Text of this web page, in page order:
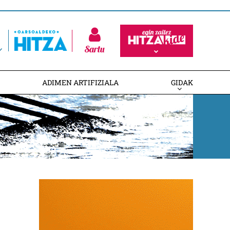
Sartu
ADIMEN ARTIFIZIALA GIDAK